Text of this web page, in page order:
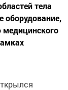
тела
оборудование,